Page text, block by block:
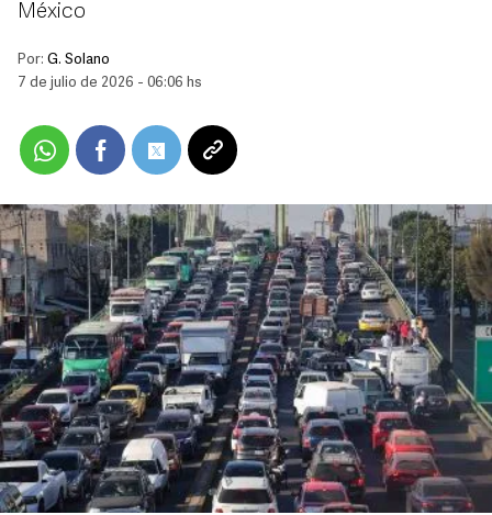
México
Por: G. Solano
7 de julio de 2026 - 06:06 hs